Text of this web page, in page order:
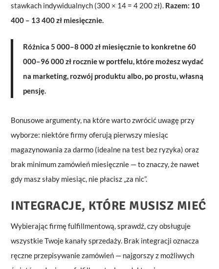
stawkach indywidualnych (300 × 14 = 4 200 zł). Razem: 10
400 – 13 400 zł miesięcznie.
Różnica 5 000–8 000 zł miesięcznie to konkretne 60
000–96 000 zł rocznie w portfelu, które możesz wydać
na marketing, rozwój produktu albo, po prostu, własną
pensję.
Bonusowe argumenty, na które warto zwrócić uwagę przy
wyborze: niektóre firmy oferują pierwszy miesiąc
magazynowania za darmo (idealne na test bez ryzyka) oraz
brak minimum zamówień miesięcznie — to znaczy, że nawet
gdy masz słaby miesiąc, nie płacisz „za nic”.
INTEGRACJE, KTÓRE MUSISZ MIEĆ
Wybierając firmę fulfillmentową, sprawdź, czy obsługuje
wszystkie Twoje kanały sprzedaży. Brak integracji oznacza
ręczne przepisywanie zamówień — najgorszy z możliwych